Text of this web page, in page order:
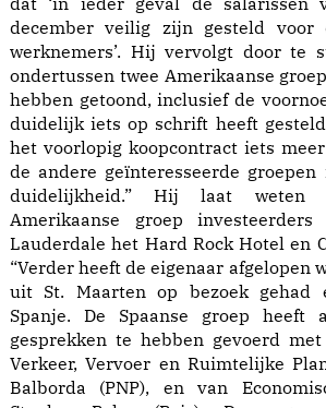
december veilig zijn gesteld voor
werknemers’. Hij vervolgt door te
ondertussen twee Amerikaanse
hebben getoond, inclusief de
duidelijk iets op schrift heeft
het voorlopig koopcontract iets
de andere geïnteresseerde groepen
duidelijkheid.” Hij laat weten
Amerikaanse groep
Lauderdale het Hard Rock Hotel en
“Verder heeft de eigenaar afgelopen
uit St. Maarten op bezoek gehad
Spanje. De Spaanse groep heeft
gesprekken te hebben gevoerd
Verkeer, Vervoer en Ruimtelijke
Balborda (PNP), en van